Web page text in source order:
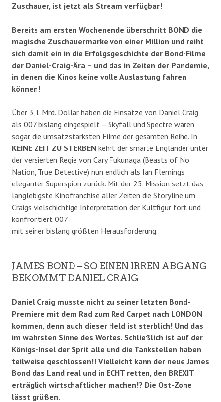
Zuschauer, ist jetzt als Stream verfügbar!
Bereits am ersten Wochenende überschritt BOND die
magische Zuschauermarke von einer Million und reiht
sich damit ein in die Erfolgsgeschichte der Bond-Filme
der Daniel-Craig-Ära – und das in Zeiten der Pandemie,
in denen die Kinos keine volle Auslastung fahren
können!
Über 3,1 Mrd. Dollar haben die Einsätze von Daniel Craig
als 007 bislang eingespielt – Skyfall und Spectre waren
sogar die umsatzstärksten Filme der gesamten Reihe. In
KEINE ZEIT ZU STERBEN kehrt der smarte Engländer unter
der versierten Regie von Cary Fukunaga (Beasts of No
Nation, True Detective) nun endlich als Ian Flemings
eleganter Superspion zurück. Mit der 25. Mission setzt das
langlebigste Kinofranchise aller Zeiten die Storyline um
Craigs vielschichtige Interpretation der Kultfigur fort und
konfrontiert 007
mit seiner bislang größten Herausforderung.
JAMES BOND – SO EINEN IRREN ABGANG
BEKOMMT DANIEL CRAIG
Daniel Craig musste nicht zu seiner letzten Bond-
Premiere mit dem Rad zum Red Carpet nach LONDON
kommen, denn auch dieser Held ist sterblich! Und das
im wahrsten Sinne des Wortes. Schließlich ist auf der
Königs-Insel der Sprit alle und die Tankstellen haben
teilweise geschlossen!! Vielleicht kann der neue James
Bond das Land real und in ECHT retten, den BREXIT
erträglich wirtschaftlicher machen!? Die Ost-Zone
lässt grüßen.